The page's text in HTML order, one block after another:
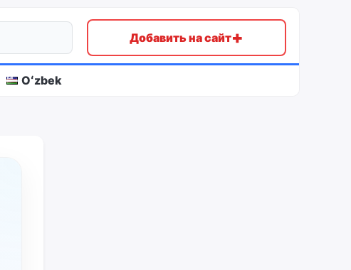
Добавить на сайт+
Oʻzbek